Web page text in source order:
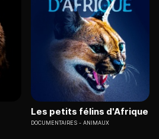
Les petits félins d'Afrique
DOCUMENTAIRES ANIMAUX